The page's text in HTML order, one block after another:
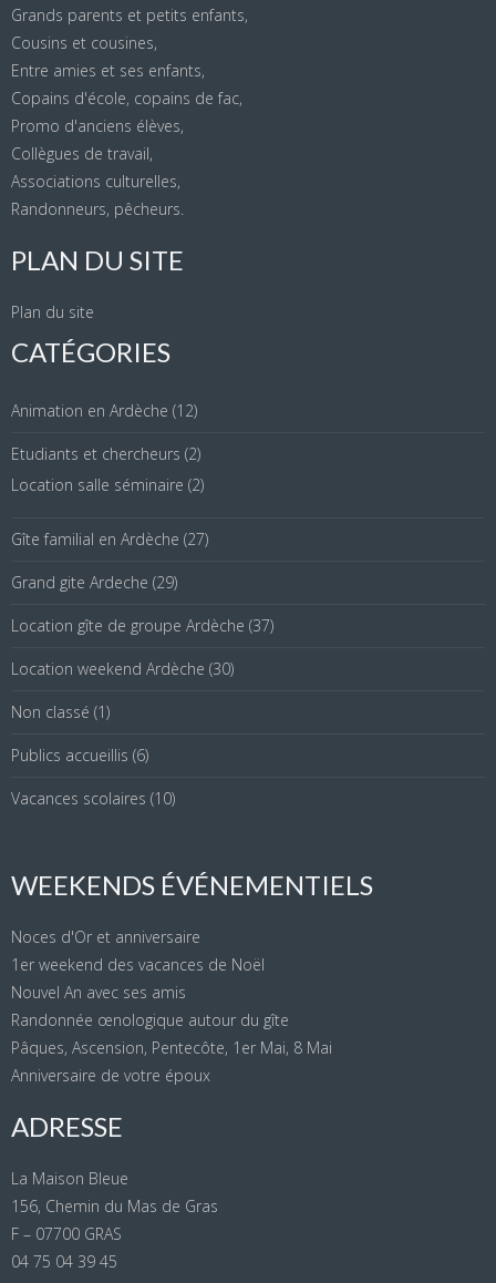
Grands parents et petits enfants,
Cousins et cousines,
Entre amies et ses enfants,
Copains d'école, copains de fac,
Promo d'anciens élèves,
Collègues de travail,
Associations culturelles,
Randonneurs, pêcheurs.
PLAN DU SITE
Plan du site
CATÉGORIES
Animation en Ardèche (12)
Etudiants et chercheurs (2)
Location salle séminaire (2)
Gîte familial en Ardèche (27)
Grand gite Ardeche (29)
Location gîte de groupe Ardèche (37)
Location weekend Ardèche (30)
Non classé (1)
Publics accueillis (6)
Vacances scolaires (10)
WEEKENDS ÉVÉNEMENTIELS
Noces d'Or et anniversaire
1er weekend des vacances de Noël
Nouvel An avec ses amis
Randonnée œnologique autour du gîte
Pâques, Ascension, Pentecôte, 1er Mai, 8 Mai
Anniversaire de votre époux
ADRESSE
La Maison Bleue
156, Chemin du Mas de Gras
F – 07700 GRAS
04 75 04 39 45